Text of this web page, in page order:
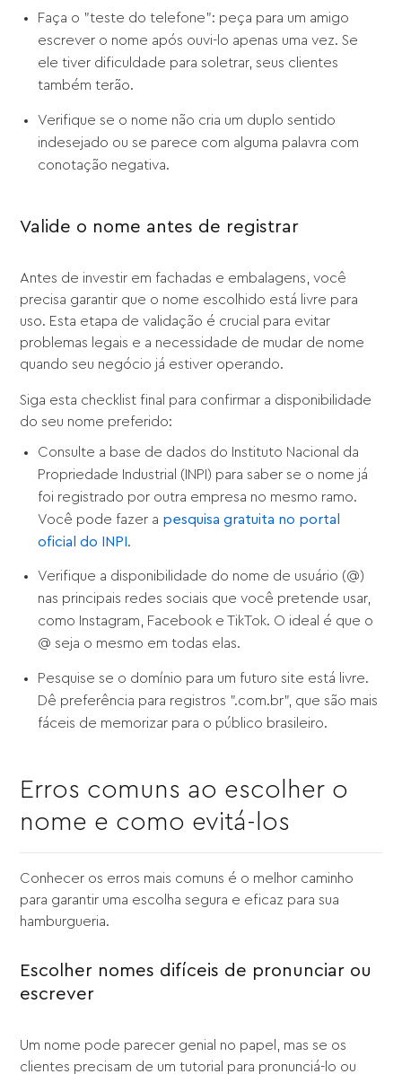
Faça o "teste do telefone": peça para um amigo
escrever o nome após ouvi-lo apenas uma vez. Se
ele tiver dificuldade para soletrar, seus clientes
também terão.
Verifique se o nome não cria um duplo sentido
indesejado ou se parece com alguma palavra com
conotação negativa.
Valide o nome antes de registrar
Antes de investir em fachadas e embalagens, você
precisa garantir que o nome escolhido está livre para
uso. Esta etapa de validação é crucial para evitar
problemas legais e a necessidade de mudar de nome
quando seu negócio já estiver operando.
Siga esta checklist final para confirmar a disponibilidade
do seu nome preferido:
Consulte a base de dados do Instituto Nacional da
Propriedade Industrial (INPI) para saber se o nome já
foi registrado por outra empresa no mesmo ramo.
Você pode fazer a pesquisa gratuita no portal
oficial do INPI .
Verifique a disponibilidade do nome de usuário (@)
nas principais redes sociais que você pretende usar,
como Instagram, Facebook e TikTok. O ideal é que o
@ seja o mesmo em todas elas.
Pesquise se o domínio para um futuro site está livre.
Dê preferência para registros ".com.br", que são mais
fáceis de memorizar para o público brasileiro.
Erros comuns ao escolher o
nome e como evitá-los
Conhecer os erros mais comuns é o melhor caminho
para garantir uma escolha segura e eficaz para sua
hamburgueria.
Escolher nomes difíceis de pronunciar ou
escrever
Um nome pode parecer genial no papel, mas se os
clientes precisam de um tutorial para pronunciá-lo ou